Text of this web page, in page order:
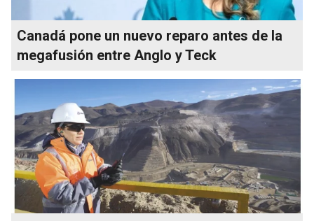
Canadá pone un nuevo reparo antes de la
megafusión entre Anglo y Teck